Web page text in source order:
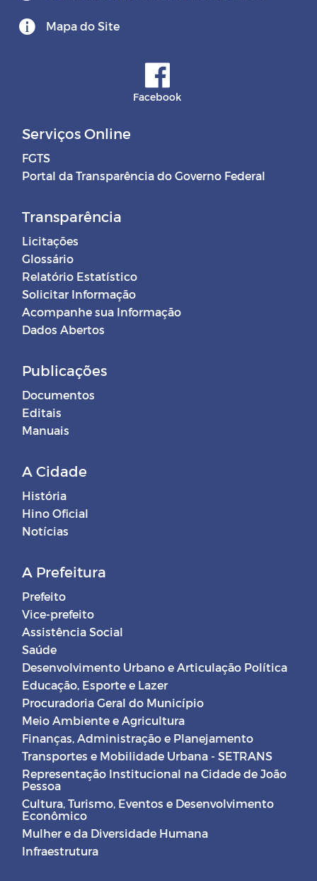
Mapa do Site
Facebook
Serviços Online
FGTS
Portal da Transparência do Governo Federal
Transparência
Licitações
Glossário
Relatório Estatístico
Solicitar Informação
Acompanhe sua Informação
Dados Abertos
Publicações
Documentos
Editais
Manuais
A Cidade
História
Hino Oficial
Notícias
A Prefeitura
Prefeito
Vice-prefeito
Assistência Social
Saúde
Desenvolvimento Urbano e Articulação Política
Educação, Esporte e Lazer
Procuradoria Geral do Município
Meio Ambiente e Agricultura
Finanças, Administração e Planejamento
Transportes e Mobilidade Urbana - SETRANS
Representação Institucional na Cidade de João
Pessoa
Cultura, Turismo, Eventos e Desenvolvimento
Econômico
Mulher e da Diversidade Humana
Infraestrutura